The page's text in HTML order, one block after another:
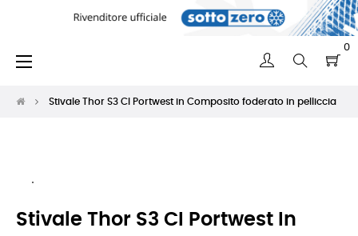
0
navigazione
☰
Stivale Thor S3 CI Portwest in Composito foderato in pelliccia
Stivale Thor S3 CI Portwest In